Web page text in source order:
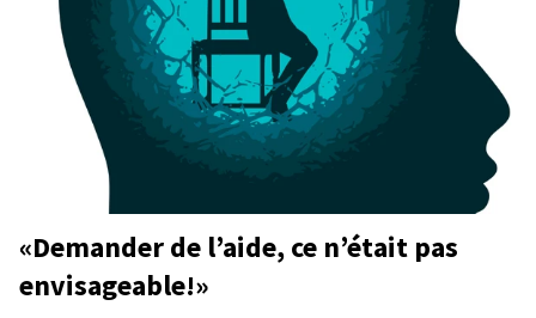
«Demander de l’aide, ce n’était pas
envisageable!»